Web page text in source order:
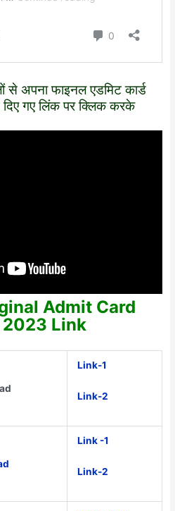
से अपना फाइनल एडमिट कार्ड
गए लिंक पर क्लिक करके
Admit Card
2023 Link
Link-1
Link-2
Link -1
Link-2